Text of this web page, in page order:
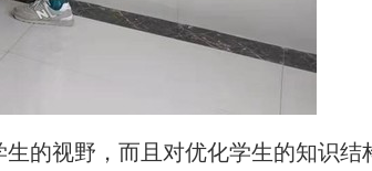
的视野，而且对优化学生的知识结